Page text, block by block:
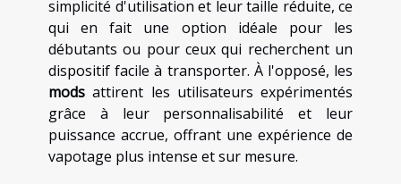
simplicité d'utilisation et leur taille réduite, ce
qui en fait une option idéale pour les
débutants ou pour ceux qui recherchent un
dispositif facile à transporter. À l'opposé, les
mods attirent les utilisateurs expérimentés
grâce à leur personnalisabilité et leur
puissance accrue, offrant une expérience de
vapotage plus intense et sur mesure.